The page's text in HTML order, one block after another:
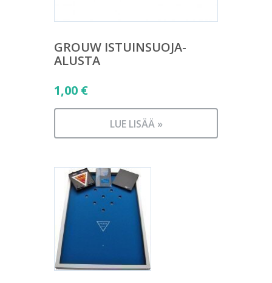
GROUW ISTUINSUOJA-
ALUSTA
1,00 €
LUE LISÄÄ »